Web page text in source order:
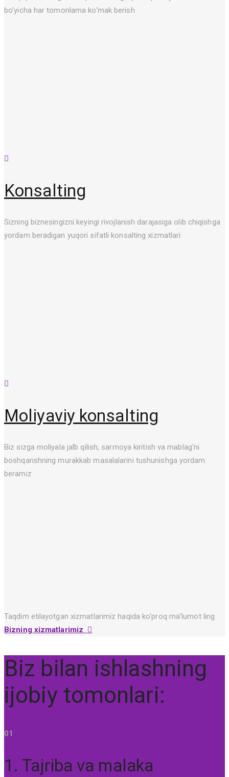
bo'yicha har tomonlama ko‘mak berish
Konsalting
Sizning biznesingizni keyingi rivojlanish darajasiga olib chiqishga
yordam beradigan yuqori sifatli konsalting xizmatlari
Moliyaviy konsalting
Biz sizga moliyala jalb qilish, sarmoya kiritish va mablag‘ni
boshqarishning murakkab masalalarini tushunishga yordam
beramiz
Taqdim etilayotgan xizmatlarimiz haqida ko'proq ma’lumot ling
Bizning xizmatlarimiz
Biz bilan ishlashning
ijobiy tomonlari:
01
1. Tajriba va malaka